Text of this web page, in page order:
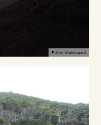
Esther Maliepaard